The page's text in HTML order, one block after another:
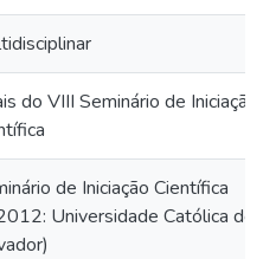
do VIII Seminário de Iniciação
de Iniciação Científica
Universidade Católica do